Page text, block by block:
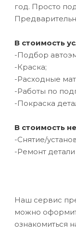
год. Просто
В стоимость
-Подбор
-Краска;
-Расходные
-Работы по
-Покраска
В стоимость
-Снятие/
-Ремонт
Наш сервис
можно
ознакомиться